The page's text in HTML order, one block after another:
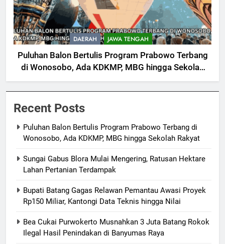
DAERAH JAWA TENGAH
Puluhan Balon Bertulis Program Prabowo Terbang
di Wonosobo, Ada KDKMP, MBG hingga Sekolah
Rakyat
Recent Posts
Puluhan Balon Bertulis Program Prabowo Terbang di
Wonosobo, Ada KDKMP, MBG hingga Sekolah Rakyat
Sungai Gabus Blora Mulai Mengering, Ratusan Hektare
Lahan Pertanian Terdampak
Bupati Batang Gagas Relawan Pemantau Awasi Proyek
Rp150 Miliar, Kantongi Data Teknis hingga Nilai
Bea Cukai Purwokerto Musnahkan 3 Juta Batang Rokok
Ilegal Hasil Penindakan di Banyumas Raya